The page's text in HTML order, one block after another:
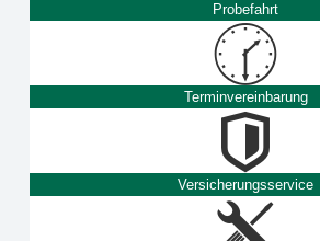
Probefahrt
Terminvereinbarung
Versicherungsservice